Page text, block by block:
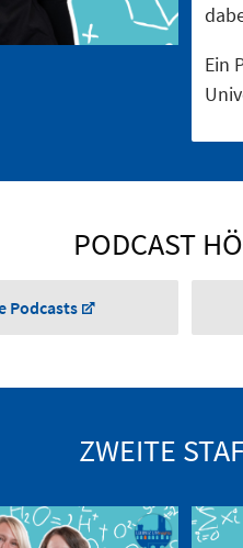
Ein
PODCAST
Podcasts
ZWEITE